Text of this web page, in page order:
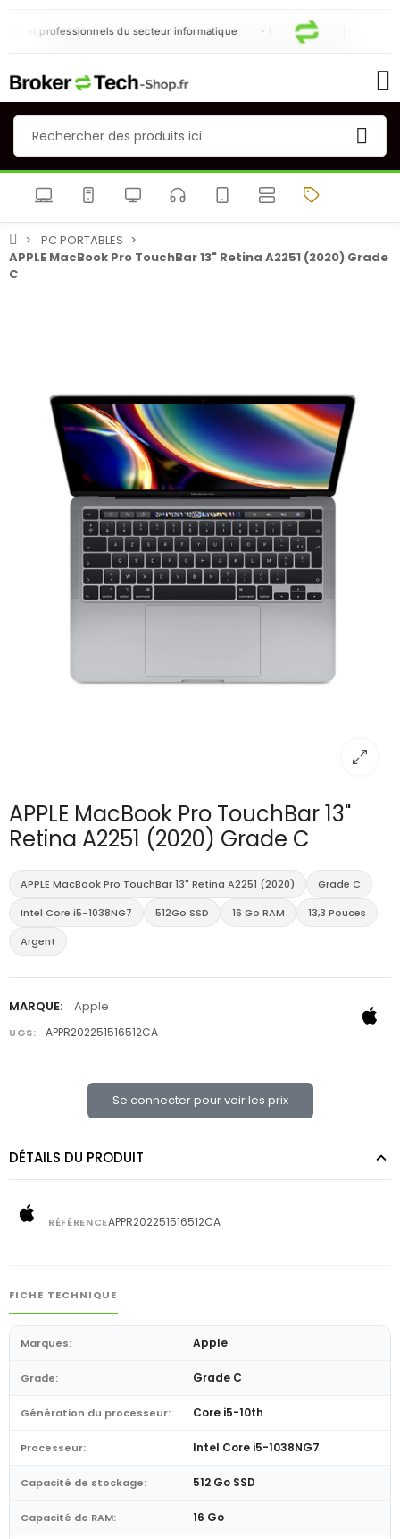
et professionnels du secteur informatique
PC PORTABLES
APPLE MacBook Pro TouchBar 13" Retina A2251 (2020) Grade
C
APPLE MacBook Pro TouchBar 13"
Retina A2251 (2020) Grade C
APPLE MacBook Pro TouchBar 13" Retina A2251 (2020)
Grade C
Intel Core i5-1038NG7
512Go SSD 16 Go RAM
13,3 Pouces
Argent
MARQUE: Apple
UGS: APPR202251516512CA
Se connecter pour voir les prix
DÉTAILS DU PRODUIT
RÉFÉRENCEAPPR202251516512CA
FICHE TECHNIQUE
Marques: Apple
Grade: Grade C
Génération du processeur: Core i5-10th
Processeur: Intel Core i5-1038NG7
Capacité de stockage: 512 Go SSD
Capacité de RAM: 16 Go